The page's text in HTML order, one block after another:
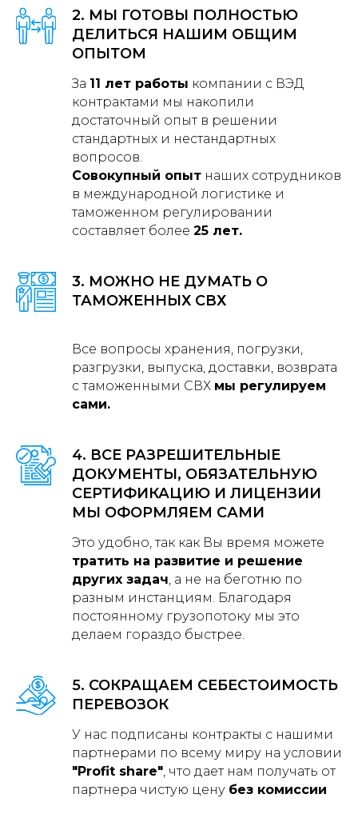
2. МЫ ГОТОВЫ ПОЛНОСТЬЮ
ДЕЛИТЬСЯ НАШИМ ОБЩИМ
ОПЫТОМ
За 11 лет работы компании с ВЭД
контрактами мы накопили
достаточный опыт в решении
стандартных и нестандартных
вопросов.
Совокупный опыт наших сотрудников
в международной логистике и
таможенном регулировании
составляет более 25 лет.
3. МОЖНО НЕ ДУМАТЬ О
ТАМОЖЕННЫХ СВХ
Все вопросы хранения, погрузки,
разгрузки, выпуска, доставки, возврата
с таможенными СВХ мы регулируем
сами.
4. ВСЕ РАЗРЕШИТЕЛЬНЫЕ
ДОКУМЕНТЫ, ОБЯЗАТЕЛЬНУЮ
СЕРТИФИКАЦИЮ И ЛИЦЕНЗИИ
МЫ ОФОРМЛЯЕМ САМИ
Это удобно, так как Вы время можете
тратить на развитие и решение
других задач, а не на беготню по
разным инстанциям. Благодаря
постоянному грузопотоку мы это
делаем гораздо быстрее.
5. СОКРАЩАЕМ СЕБЕСТОИМОСТЬ
ПЕРЕВОЗОК
У нас подписаны контракты с нашими
партнерами по всему миру на условии
"Profit share", что дает нам получать от
партнера чистую цену без комиссии